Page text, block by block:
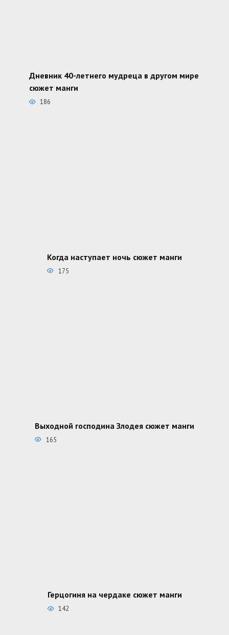
Дневник 40-летнего мудреца в другом мире
сюжет манги
186
Когда наступает ночь сюжет манги
175
Выходной господина Злодея сюжет манги
165
Герцогиня на чердаке сюжет манги
142